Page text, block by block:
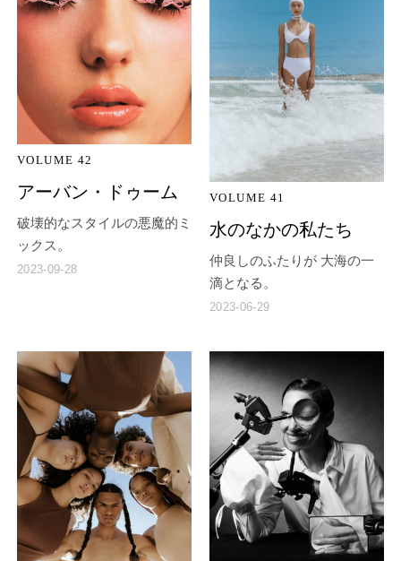
VOLUME 42
アーバン・ドゥーム
破壊的なスタイルの悪魔的ミ
ックス。
2023-09-28
VOLUME 41
水のなかの私たち
仲良しのふたりが 大海の一
滴となる。
2023-06-29